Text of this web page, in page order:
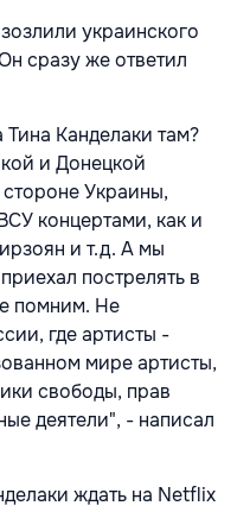
украинского
сразу же ответил
Канделаки там?
и Донецкой
Украины,
концертами, как и
и т.д. А мы
пострелять в
помним. Не
где артисты -
мире артисты,
свободы, прав
деятели", - написал
ждать на Netflix